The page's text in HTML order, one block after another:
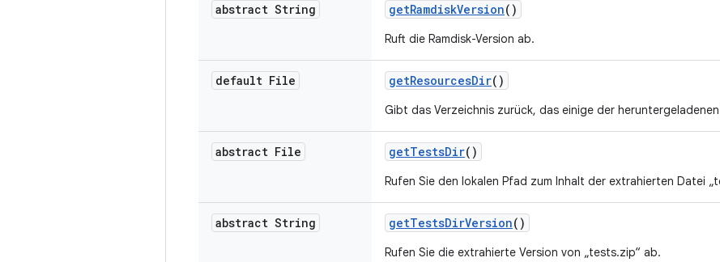
abstract String getRamdiskVersion()
Ruft die Ramdisk-Version ab.
default File getResourcesDir()
Gibt das Verzeichnis zurück, das einige der
abstract File getTestsDir()
Rufen Sie den lokalen Pfad zum Inhalt der extrahierten Datei
abstract String getTestsDirVersion()
Rufen Sie die extrahierte Version von „tests.zip“ ab.